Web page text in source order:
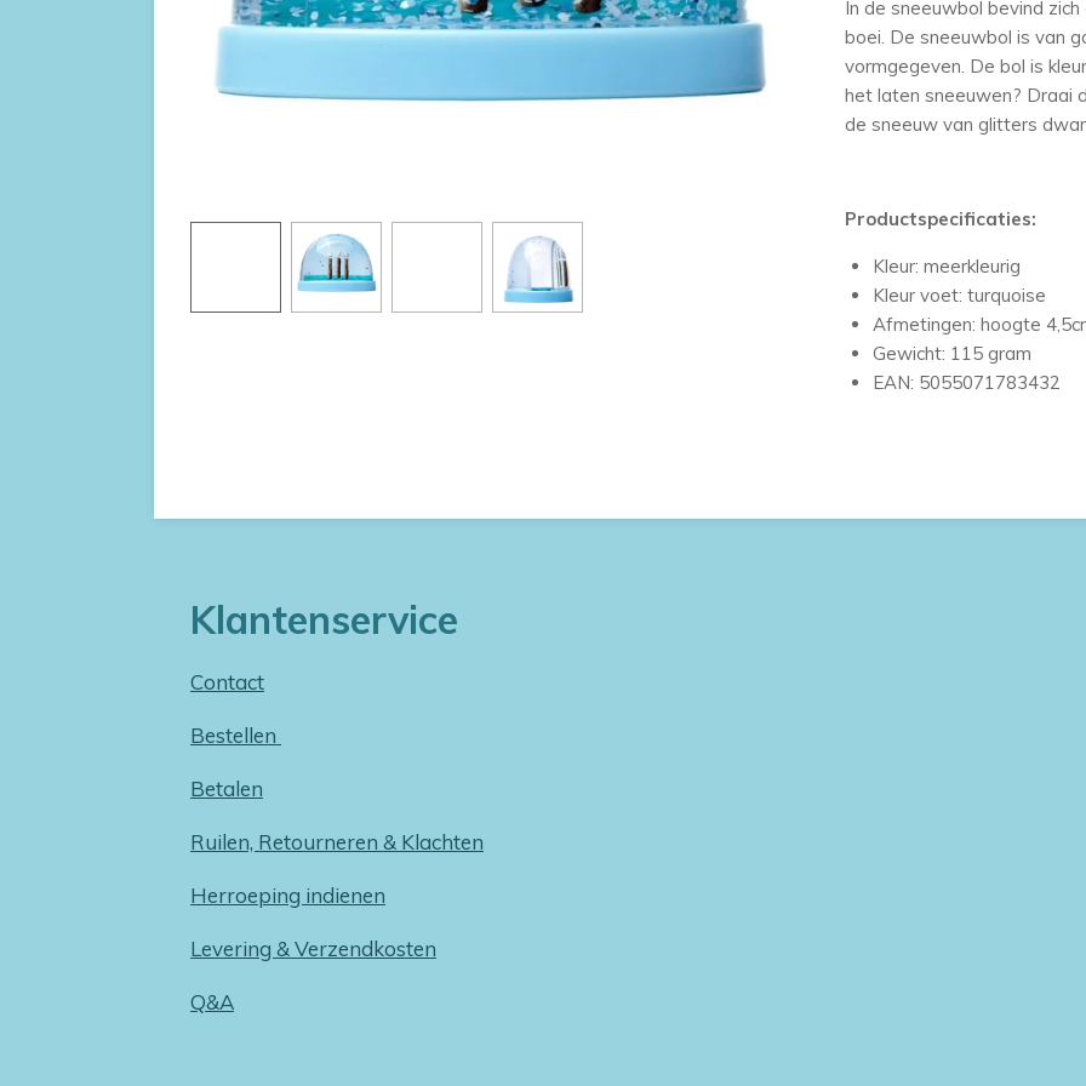
In de sneeuwbol bevind
boei. De sneeuwbol is van
vormgegeven. De bol is
het laten sneeuwen? Draai
de sneeuw van glitters
Productspecificaties:
Kleur: meerkleurig
Kleur voet: turquoise
Afmetingen: hoogte
Gewicht: 115 gram
EAN: 5055071783432
Klantenservice
Contact
Bestellen
Betalen
Ruilen, Retourneren & Klachten
Herroeping indienen
Levering & Verzendkosten
Q&A